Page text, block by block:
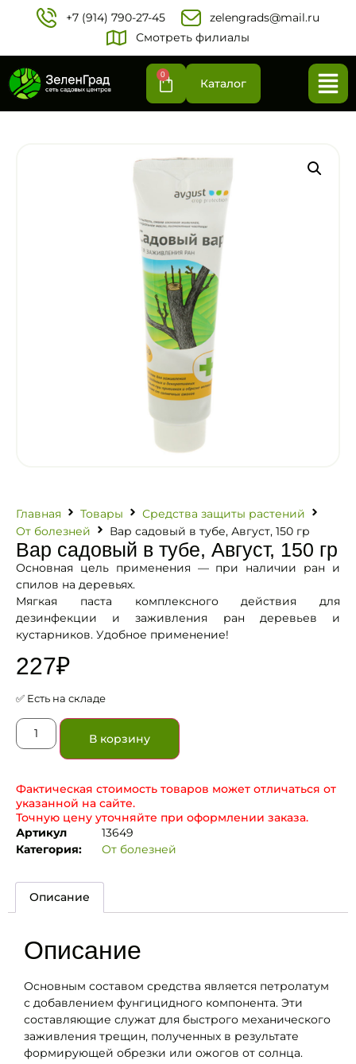
+7 (914) 790-27-45‬
zelengrads@mail.ru
Смотреть филиалы
0
Каталог
Главная Товары
Средства защиты растений
От болезней
Вар садовый в тубе, Август, 150 гр
Вар садовый в тубе, Август, 150 гр
Основная цель применения — при наличии ран и
спилов на деревьях.
Мягкая паста комплексного действия для
дезинфекции и заживления ран деревьев и
кустарников. Удобное применение!
227₽
✅ Есть на складе
В корзину
Фактическая стоимость товаров может отличаться от
указанной на сайте.
Точную цену уточняйте при оформлении заказа.
Артикул
13649
Категория:
От болезней
Описание
Описание
Основным составом средства является петролатум
с добавлением фунгицидного компонента. Эти
составляющие служат для быстрого механического
заживления трещин, полученных в результате
формирующей обрезки или ожогов от солнца.